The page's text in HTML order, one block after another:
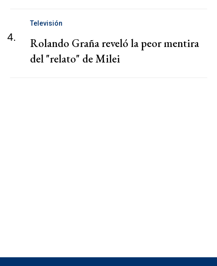
4.
Televisión
Rolando Graña reveló la peor mentira
del "relato" de Milei